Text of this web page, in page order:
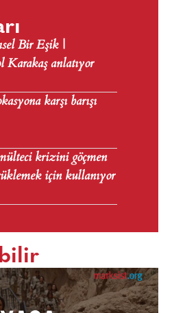
Bir Eşik |
Karakaş anlatıyor
karşı barışı
krizini göçmen
için kullanıyor